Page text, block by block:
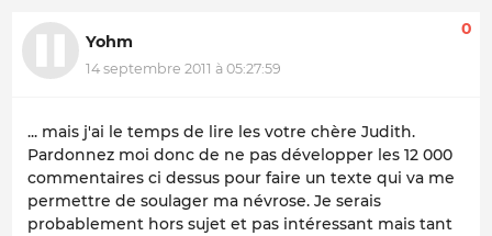
Yohm
14 septembre 2011 à 05:27:59
0
... mais j'ai le temps de lire les votre chère Judith.
Pardonnez moi donc de ne pas développer les 12 000
commentaires ci dessus pour faire un texte qui va me
permettre de soulager ma névrose. Je serais
probablement hors sujet et pas intéressant mais tant